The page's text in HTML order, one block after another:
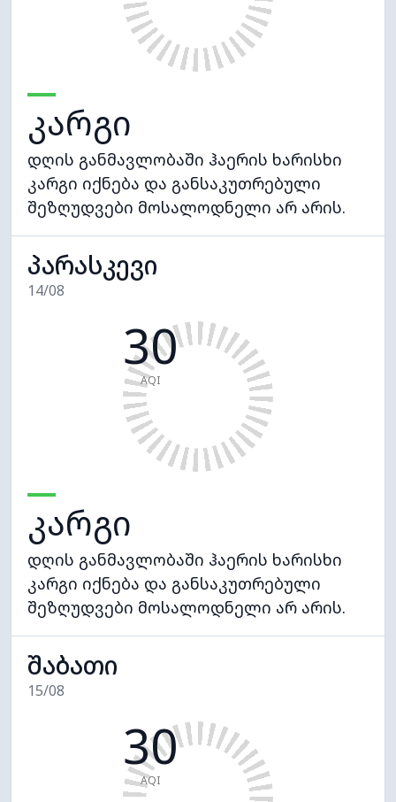
კარგი
დღის განმავლობაში ჰაერის ხარისხი
კარგი იქნება და განსაკუთრებული
შეზღუდვები მოსალოდნელი არ არის.
პარასკევი
14/08
30
AQI
კარგი
დღის განმავლობაში ჰაერის ხარისხი
კარგი იქნება და განსაკუთრებული
შეზღუდვები მოსალოდნელი არ არის.
შაბათი
15/08
30
AQI